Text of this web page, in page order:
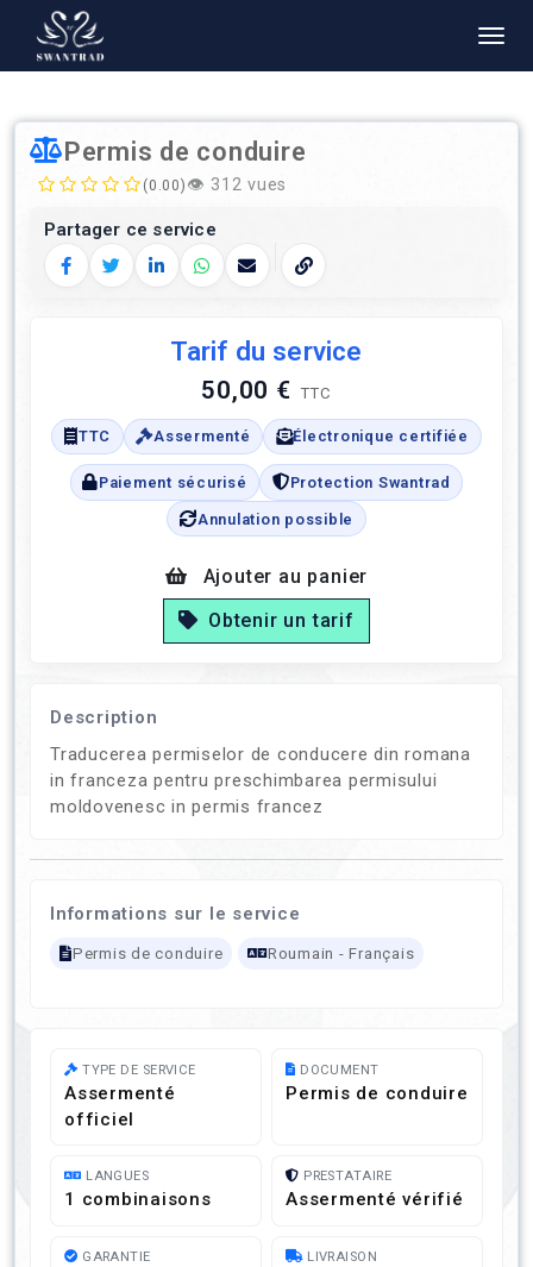
Permis de conduire
(0.00) 👁️ 312 vues
Partager ce service
Facebook
TwitterLinkedInWhatsApp
E‑mailCopier le lien
Tarif du service
50,00 € TTC
TTC Assermenté Électronique certifiée
Paiement sécurisé Protection Swantrad
Annulation possible
Ajouter au panier
Obtenir un tarif
Description
Traducerea permiselor de conducere din romana
in franceza pentru preschimbarea permisului
moldovenesc in permis francez
Informations sur le service
Permis de conduire Roumain - Français
TYPE DE SERVICE
Assermenté
officiel
DOCUMENT
Permis de conduire
LANGUES
1 combinaisons
PRESTATAIRE
Assermenté vérifié
GARANTIE LIVRAISON